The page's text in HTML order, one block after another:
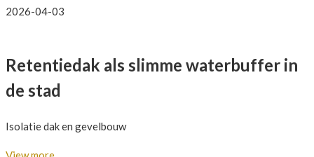
2026-04-03
Retentiedak als slimme waterbuffer in
de stad
Isolatie dak en gevelbouw